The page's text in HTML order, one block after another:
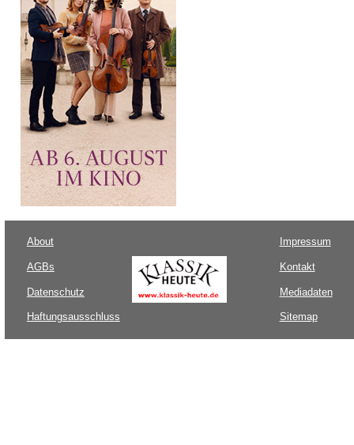
About
AGBs
Datenschutz
Haftungsausschluss
Impressum
Kontakt
Mediadaten
Sitemap